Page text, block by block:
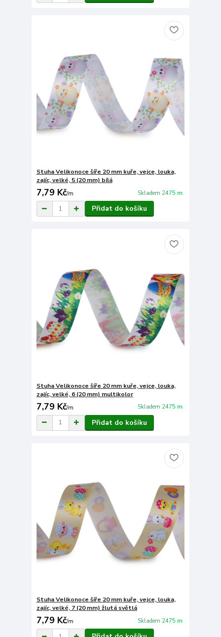
Stuha Velikonoce šíře 20 mm kuře, vejce, louka,
zajíc, velké, 5 (20 mm) bílá
7,79 Kč/m Skladem 2475 m
Přidat do košíku
Stuha Velikonoce šíře 20 mm kuře, vejce, louka,
zajíc, velké, 6 (20 mm) multikolor
7,79 Kč/m Skladem 2475 m
Přidat do košíku
Stuha Velikonoce šíře 20 mm kuře, vejce, louka,
zajíc, velké, 7 (20 mm) žlutá světlá
7,79 Kč/m Skladem 2475 m